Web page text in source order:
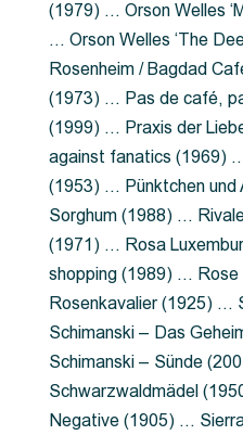
(1979) … Orson Welles
… Orson Welles ‘The
Rosenheim / Bagdad
(1973) … Pas de café,
(1999) … Praxis der
against fanatics (1969)
(1953) … Pünktchen
Sorghum (1988) …
(1971) … Rosa
shopping (1989) …
Rosenkavalier (1925) …
Schimanski – Das
Schimanski – Sünde
Schwarzwaldmädel
Negative (1905) …